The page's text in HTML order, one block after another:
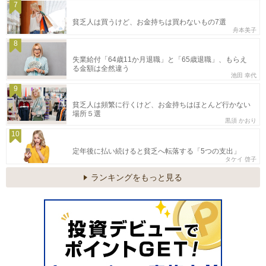
7
貧乏人は買うけど、お金持ちは買わないもの7選
舟本美子
8
失業給付「64歳11か月退職」と「65歳退職」、もらえ
る金額は全然違う
池田 幸代
9
貧乏人は頻繁に行くけど、お金持ちはほとんど行かない
場所５選
黒須 かおり
10
定年後に払い続けると貧乏へ転落する「5つの支出」
タケイ 啓子
ランキングをもっと見る